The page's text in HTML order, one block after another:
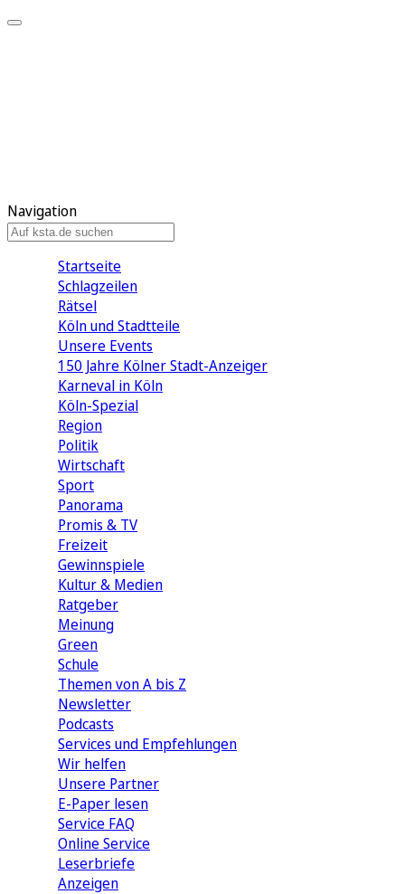
Navigation
Startseite
Schlagzeilen
Rätsel
Köln und Stadtteile
Unsere Events
150 Jahre Kölner Stadt-Anzeiger
Karneval in Köln
Köln-Spezial
Region
Politik
Wirtschaft
Sport
Panorama
Promis & TV
Freizeit
Gewinnspiele
Kultur & Medien
Ratgeber
Meinung
Green
Schule
Themen von A bis Z
Newsletter
Podcasts
Services und Empfehlungen
Wir helfen
Unsere Partner
E-Paper lesen
Service FAQ
Online Service
Leserbriefe
Anzeigen